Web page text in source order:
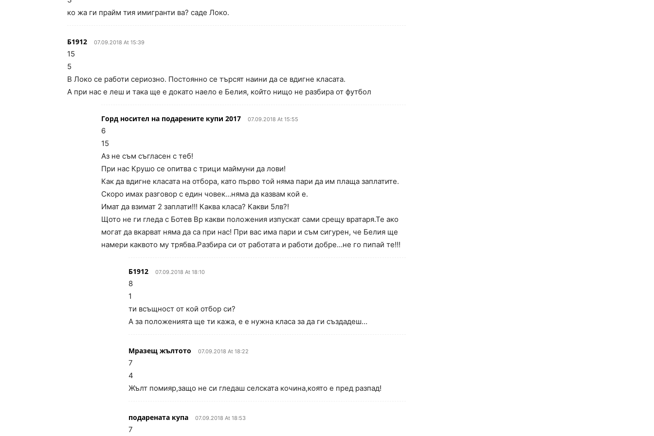
ко жа ги прайм тия имигранти ва? саде Локо.
Б1912 07.09.2018 At 15:39
15
5
В Локо се работи сериозно. Постоянно се търсят наини да се вдигне класата.
А при нас е леш и така ще е докато наело е Белия, който нищо не разбира от футбол
Горд носител на подарените купи 2017 07.09.2018 At 15:55
6
15
Аз не съм съгласен с теб!
При нас Крушо се опитва с трици маймуни да лови!
Как да вдигне класата на отбора, като първо той няма пари да им плаща заплатите.
Скоро имах разговор с един човек…няма да казвам кой е.
Имат да взимат 2 заплати!!! Каква класа? Какви 5лв?!
Щото не ги гледа с Ботев Вр какви положения изпускат сами срещу вратаря.Те ако
могат да вкарват няма да са при нас! При вас има пари и съм сигурен, че Белия ще
намери каквото му трябва.Разбира си от работата и работи добре…не го пипай те!!!
Б1912 07.09.2018 At 18:10
8
1
ти всъщност от кой отбор си?
А за положенията ще ти кажа, е е нужна класа за да ги създадеш…
Мразещ жълтото 07.09.2018 At 18:22
7
4
Жълт помияр,защо не си гледаш селската кочина,която е пред разпад!
подарената купа 07.09.2018 At 18:53
7